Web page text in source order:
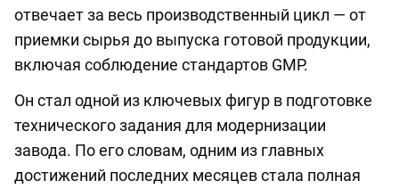
отвечает за весь производственный цикл — от
приемки сырья до выпуска готовой продукции,
включая соблюдение стандартов GMP.
Он стал одной из ключевых фигур в подготовке
технического задания для модернизации
завода. По его словам, одним из главных
достижений последних месяцев стала полная